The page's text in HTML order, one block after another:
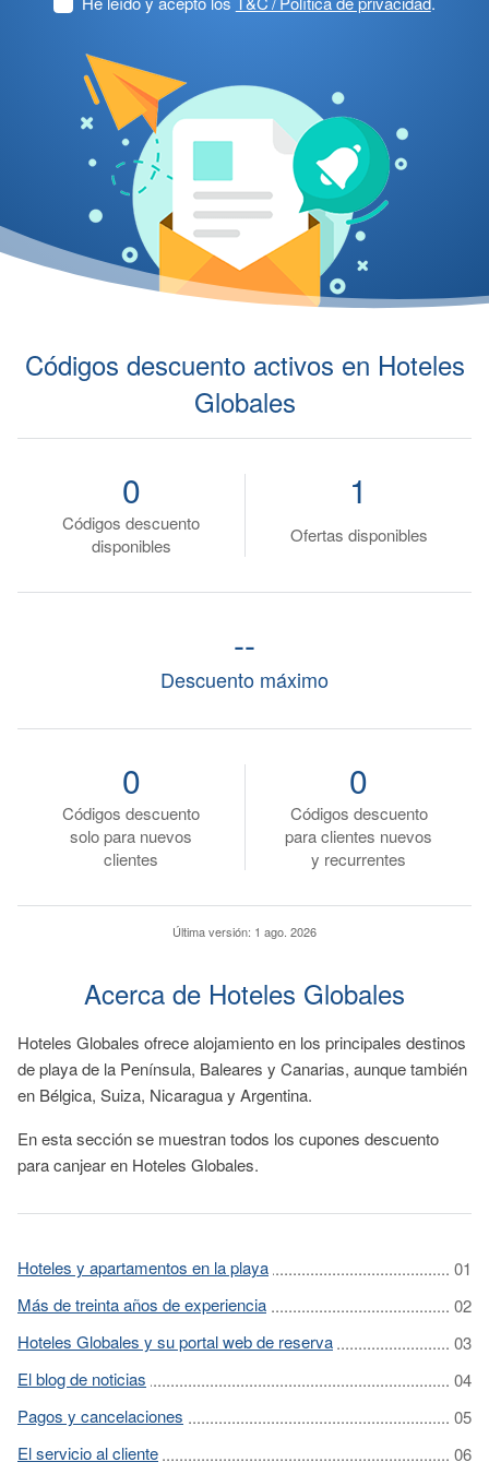
Códigos descuento activos en Hoteles
Globales
Códigos descuento
disponibles
0
Ofertas disponibles
1
Descuento máximo
--
Códigos descuento
solo para nuevos
clientes
0
Códigos descuento
para clientes nuevos
y recurrentes
0
Última versión: 1 ago. 2026
Acerca de Hoteles Globales
Hoteles Globales ofrece alojamiento en los principales destinos
de playa de la Península, Baleares y Canarias, aunque también
en Bélgica, Suiza, Nicaragua y Argentina.
En esta sección se muestran todos los cupones descuento
para canjear en Hoteles Globales.
Hoteles y apartamentos en la playa
Más de treinta años de experiencia
Hoteles Globales y su portal web de reserva
El blog de noticias
Pagos y cancelaciones
El servicio al cliente